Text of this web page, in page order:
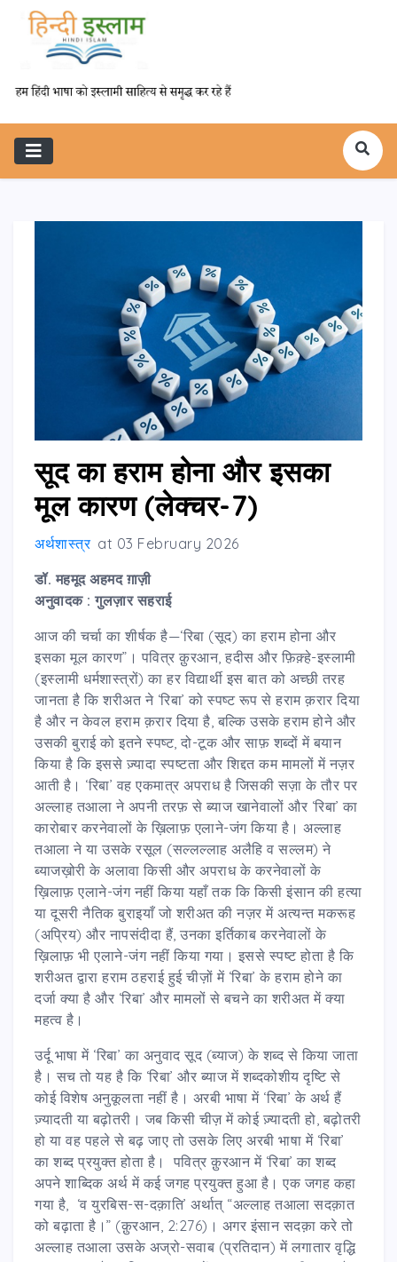
सूद का हराम होना और इसका
मूल कारण (लेक्चर-7)
अर्थशास्त्र at 03 February 2026
डॉ. महमूद अहमद ग़ाज़ी
अनुवादक : गुलज़ार सहराई
आज की चर्चा का शीर्षक है—‘रिबा (सूद) का हराम होना और
इसका मूल कारण”। पवित्र क़ुरआन, हदीस और फ़िक़्हे-इस्लामी
(इस्लामी धर्मशास्त्रों) का हर विद्यार्थी इस बात को अच्छी तरह
जानता है कि शरीअत ने ‘रिबा’ को स्पष्ट रूप से हराम क़रार दिया
है और न केवल हराम क़रार दिया है, बल्कि उसके हराम होने और
उसकी बुराई को इतने स्पष्ट, दो-टूक और साफ़ शब्दों में बयान
किया है कि इससे ज़्यादा स्पष्टता और शिद्दत कम मामलों में नज़र
आती है। ‘रिबा’ वह एकमात्र अपराध है जिसकी सज़ा के तौर पर
अल्लाह तआला ने अपनी तरफ़ से ब्याज खानेवालों और ‘रिबा’ का
कारोबार करनेवालों के ख़िलाफ़ एलाने-जंग किया है। अल्लाह
तआला ने या उसके रसूल (सल्लल्लाह अलैहि व सल्लम) ने
ब्याजख़ोरी के अलावा किसी और अपराध के करनेवालों के
ख़िलाफ़ एलाने-जंग नहीं किया यहाँ तक कि किसी इंसान की हत्या
या दूसरी नैतिक बुराइयाँ जो शरीअत की नज़र में अत्यन्त मकरूह
(अप्रिय) और नापसंदीदा हैं, उनका इर्तिकाब करनेवालों के
ख़िलाफ़ भी एलाने-जंग नहीं किया गया। इससे स्पष्ट होता है कि
शरीअत द्वारा हराम ठहराई हुई चीज़ों में ‘रिबा’ के हराम होने का
दर्जा क्या है और ‘रिबा’ और मामलों से बचने का शरीअत में क्या
महत्व है।
उर्दू भाषा में ‘रिबा’ का अनुवाद सूद (ब्याज) के शब्द से किया जाता
है। सच तो यह है कि ‘रिबा’ और ब्याज में शब्दकोशीय दृष्टि से
कोई विशेष अनुकूलता नहीं है। अरबी भाषा में ‘रिबा’ के अर्थ हैं
ज़्यादती या बढ़ोतरी। जब किसी चीज़ में कोई ज़्यादती हो, बढ़ोतरी
हो या वह पहले से बढ़ जाए तो उसके लिए अरबी भाषा में ‘रिबा’
का शब्द प्रयुक्त होता है। पवित्र क़ुरआन में ‘रिबा’ का शब्द
अपने शाब्दिक अर्थ में कई जगह प्रयुक्त हुआ है। एक जगह कहा
गया है, ‘व युरबिस-स-दक़ाति’ अर्थात् “अल्लाह तआला सदक़ात
को बढ़ाता है।” (क़ुरआन, 2:276)। अगर इंसान सदक़ा करे तो
अल्लाह तआला उसके अज्रो-सवाब (प्रतिदान) में लगातार वृद्धि